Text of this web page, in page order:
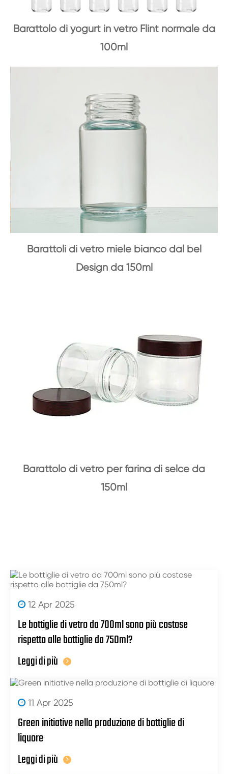
Barattolo di yogurt in vetro Flint normale da
100ml
Barattoli di vetro miele bianco dal bel
Design da 150ml
Barattolo di vetro per farina di selce da
150ml
12 Apr 2025
Le bottiglie di vetro da 700ml sono più costose
rispetto alle bottiglie da 750ml?
Leggi di più
11 Apr 2025
Green initiative nella produzione di bottiglie di
liquore
Leggi di più